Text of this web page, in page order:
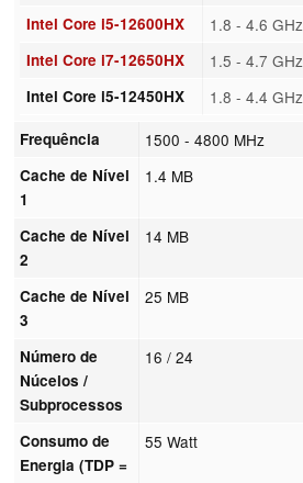
Intel Core i5-12600HX 1.8 - 4.6 GHz
Intel Core i7-12650HX 1.5 - 4.7 GHz
Intel Core i5-12450HX 1.8 - 4.4 GHz
Frequência 1500 - 4800 MHz
Cache de Nível
1
1.4 MB
Cache de Nível
2
14 MB
Cache de Nível
3
25 MB
Número de
Núcelos /
Subprocessos
16 / 24
Consumo de
Energia (TDP =
55 Watt